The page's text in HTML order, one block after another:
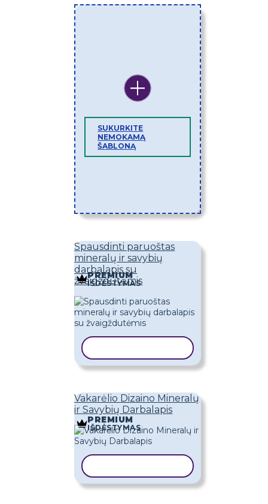
SUKURKITE
NEMOKAMĄ
ŠABLONĄ
Spausdinti paruoštas
mineralų ir savybių
darbalapis su
žvaigždutėmis
PREMIUM
IŠDĖSTYMAS
Vakarėlio Dizaino Mineralų
ir Savybių Darbalapis
PREMIUM
IŠDĖSTYMAS